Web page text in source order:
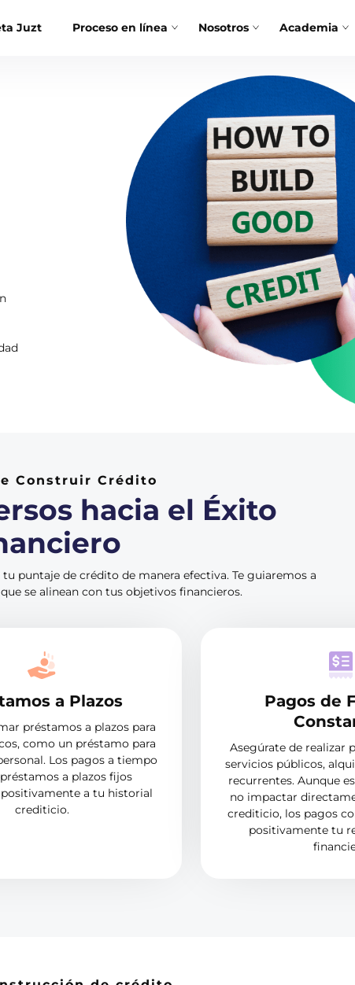
Juzt Proceso en línea Nosotros Academia
Construir Crédito
hacia el Éxito
puntaje de crédito de manera efectiva. Te guiaremos a
se alinean con tus objetivos financieros.
a Plazos
préstamos a plazos para
como un préstamo para
Los pagos a tiempo
a plazos fijos
a tu historial
crediticio.
Pagos de
Asegúrate de realizar
servicios públicos,
recurrentes. Aunque
no impactar
crediticio, los pagos
positivamente tu